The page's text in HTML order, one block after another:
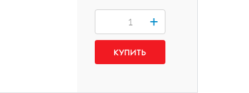
+